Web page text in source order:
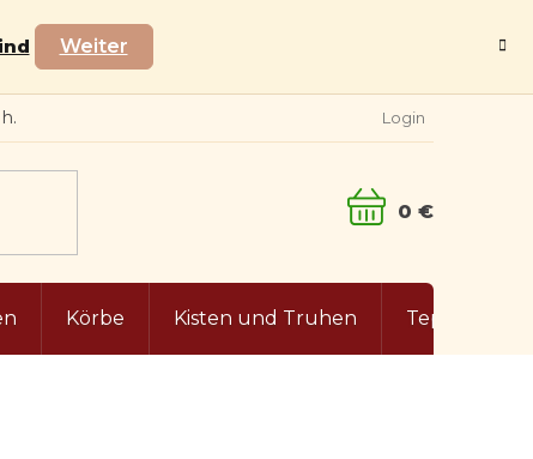
Weiter
Login
WARENKORB
Körbe Kisten und Truhen Teppiche